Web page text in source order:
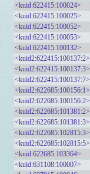
<kuid:622415:100024>
<kuid:622415:100025>
<kuid:622415:100052>
<kuid:622415:100053>
<kuid:622415:100132>
<kuid2:622415:100137:2>
<kuid2:622415:100137:3>
<kuid2:622415:100137:7>
<kuid2:622685:100156:1>
<kuid2:622685:100156:2>
<kuid2:622685:101381:2>
<kuid2:622685:101381:3>
<kuid2:622685:102815:3>
<kuid2:622685:102815:5>
<kuid:622685:103364>
<kuid:631108:100007>